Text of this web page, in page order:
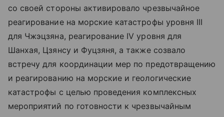
со своей стороны активировало чрезвычайное
реагирование на морские катастрофы уровня III
для Чжэцзяна, реагирование IV уровня для
Шанхая, Цзянсу и Фуцзяня, а также созвало
встречу для координации мер по предотвращению
и реагированию на морские и геологические
катастрофы с целью проведения комплексных
мероприятий по готовности к чрезвычайным